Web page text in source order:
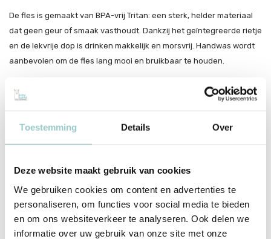
Toestemming Details Over
Deze website maakt gebruik van cookies
We gebruiken cookies om content en advertenties te
personaliseren, om functies voor social media te bieden
en om ons websiteverkeer te analyseren. Ook delen we
informatie over uw gebruik van onze site met onze
De fles is gemaakt van BPA-vrij Tritan: een sterk, helder materiaal
dat geen geur of smaak vasthoudt. Dankzij het geïntegreerde rietje
en de lekvrije dop is drinken makkelijk en morsvrij. Handwas wordt
aanbevolen om de fles lang mooi en bruikbaar te houden.
Lekvrije dop met geïntegreerd rietje
Productspecificaties
DBSAGR48